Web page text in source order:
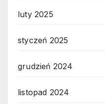
luty 2025
styczeń 2025
grudzień 2024
listopad 2024